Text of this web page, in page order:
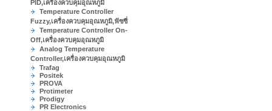
PID,เครื่องควบคุมอุณหภูมิ
Temperature Controller
Fuzzy,เครื่องควบคุมอุณหภูมิ,ฟัซซี่
Temperature Controller On-
Off,เครื่องควบคุมอุณหภูมิ
Analog Temperature
Controller,เครื่องควบคุมอุณหภูมิ
Trafag
Positek
PROVA
Protimeter
Prodigy
PR Electronics